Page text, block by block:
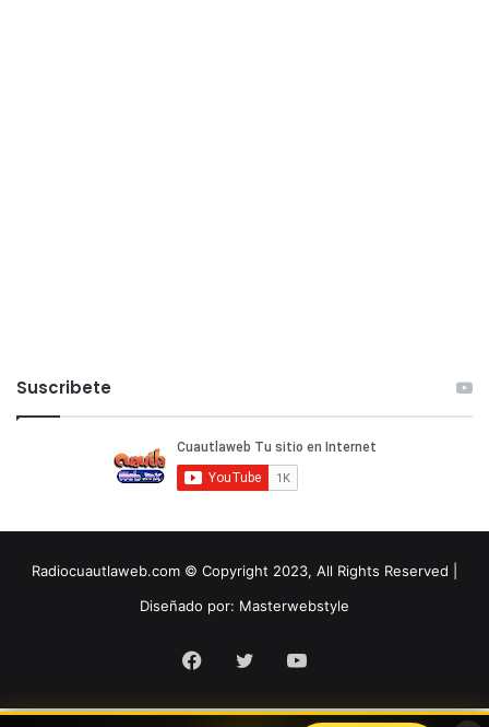
Suscribete
Radiocuautlaweb.com © Copyright 2023, All Rights Reserved |
Diseñado por: Masterwebstyle
Facebook
Twitter